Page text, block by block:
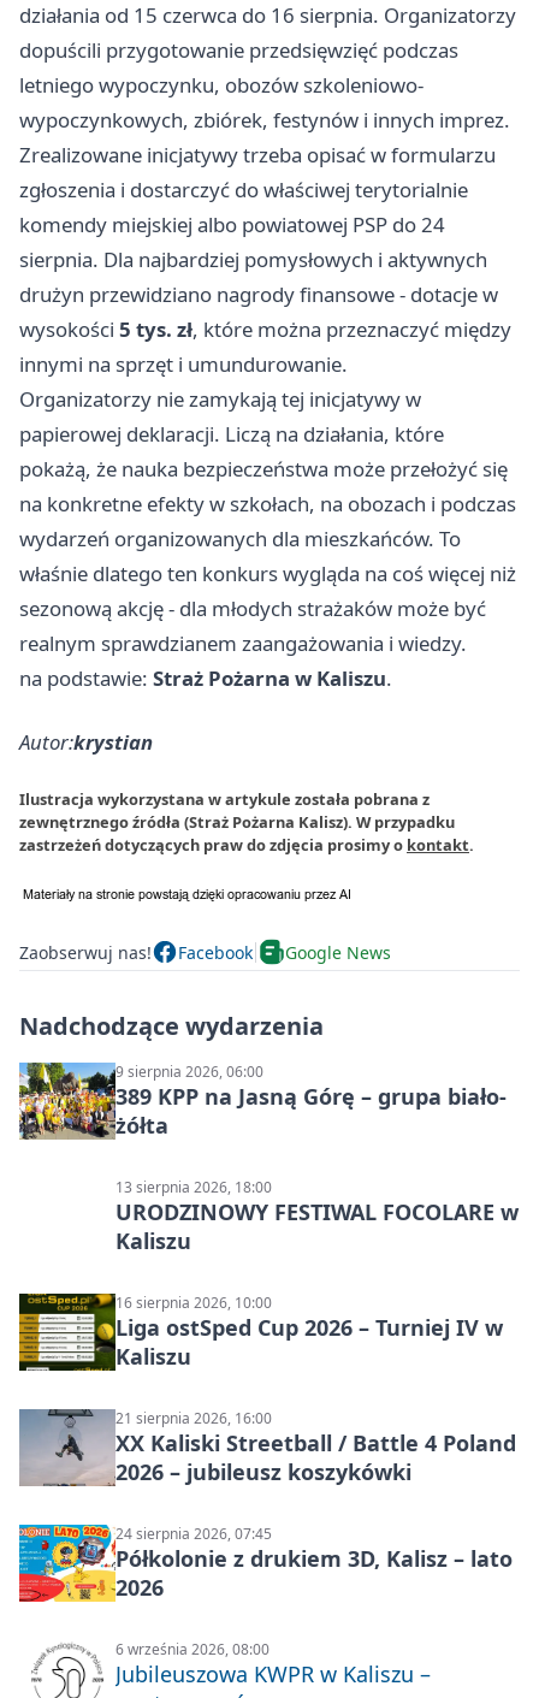
działania od 15 czerwca do 16 sierpnia. Organizatorzy
dopuścili przygotowanie przedsięwzięć podczas
letniego wypoczynku, obozów szkoleniowo-
wypoczynkowych, zbiórek, festynów i innych imprez.
Zrealizowane inicjatywy trzeba opisać w formularzu
zgłoszenia i dostarczyć do właściwej terytorialnie
komendy miejskiej albo powiatowej PSP do 24
sierpnia. Dla najbardziej pomysłowych i aktywnych
drużyn przewidziano nagrody finansowe - dotacje w
wysokości 5 tys. zł, które można przeznaczyć między
innymi na sprzęt i umundurowanie.
Organizatorzy nie zamykają tej inicjatywy w
papierowej deklaracji. Liczą na działania, które
pokażą, że nauka bezpieczeństwa może przełożyć się
na konkretne efekty w szkołach, na obozach i podczas
wydarzeń organizowanych dla mieszkańców. To
właśnie dlatego ten konkurs wygląda na coś więcej niż
sezonową akcję - dla młodych strażaków może być
realnym sprawdzianem zaangażowania i wiedzy.
na podstawie: Straż Pożarna w Kaliszu.
Autor:krystian
Ilustracja wykorzystana w artykule została pobrana z
zewnętrznego źródła (Straż Pożarna Kalisz). W przypadku
zastrzeżeń dotyczących praw do zdjęcia prosimy o kontakt.
Zaobserwuj nas! Facebook Google News
Nadchodzące wydarzenia
9 sierpnia 2026, 06:00
389 KPP na Jasną Górę – grupa biało-
żółta
13 sierpnia 2026, 18:00
URODZINOWY FESTIWAL FOCOLARE w
Kaliszu
16 sierpnia 2026, 10:00
Liga ostSped Cup 2026 – Turniej IV w
Kaliszu
21 sierpnia 2026, 16:00
XX Kaliski Streetball / Battle 4 Poland
2026 – jubileusz koszykówki
24 sierpnia 2026, 07:45
Półkolonie z drukiem 3D, Kalisz – lato
2026
6 września 2026, 08:00
Jubileuszowa KWPR w Kaliszu –